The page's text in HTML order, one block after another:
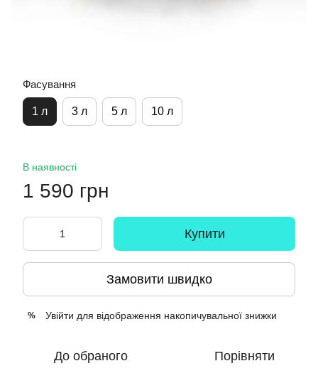
Фасування
1 л 3 л 5 л 10 л
В наявності
1 590 грн
Купити
Замовити швидко
% Увійти для відображення накопичувальної знижки
До обраного Порівняти